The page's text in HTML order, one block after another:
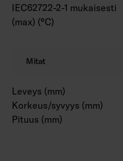
IEC62722-2-1 mukaisesti
(max) (°C)
Mitat
Leveys (mm)
Korkeus/syvyys (mm)
Pituus (mm)